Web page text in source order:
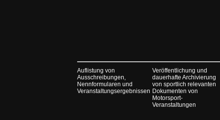
Auflistung von
Ausschreibungen,
Nennformularen und
Veranstaltungsergebnissen
Veröffentlichung und
dauerhafte Archivierung
von sportlich relevanten
Dokumenten von
Motorsport-
Veranstaltungen